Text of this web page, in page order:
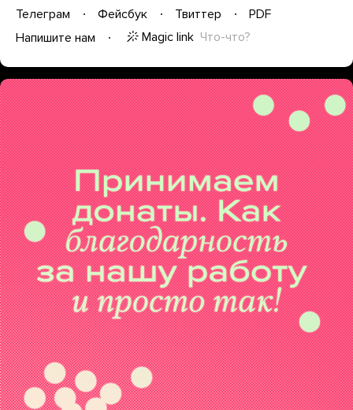
Телеграм Фейсбук Твиттер
PDF
Напишите нам
Magic link Что-что?